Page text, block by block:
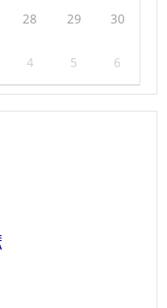
28 29 30
4 5 6